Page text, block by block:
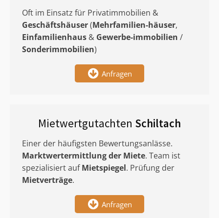
Oft im Einsatz für Privatimmobilien &
Geschäftshäuser(Mehrfamilien-häuser,
Einfamilienhaus & Gewerbe-immobilien /
Sonderimmobilien)
Anfragen
Mietwertgutachten Schiltach
Einer der häufigsten Bewertungsanlässe.
Marktwertermittlungder Miete. Team ist
spezialisiert aufMietspiegel. Prüfung der
Mietverträge.
Anfragen